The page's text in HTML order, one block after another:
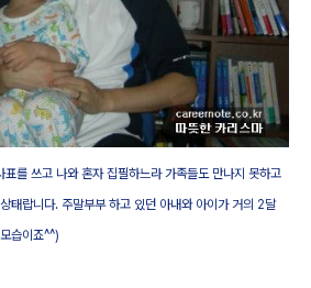
를 쓰고 나와 혼자 집필하느라 가족들도 만나지 못하고
태랍니다. 주말부부 하고 있던 아내와 아이가 거의 2달
습이죠^^)